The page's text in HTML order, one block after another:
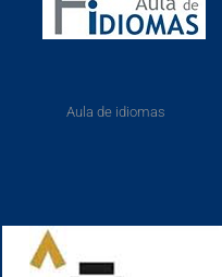
Aula de idiomas